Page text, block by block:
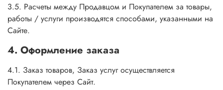
3.5. Расчеты между Продавцом и Покупателем за товары,
работы / услуги производятся способами, указанными на
Сайте.
4. Оформление заказа
4.1. Заказ товаров, Заказ услуг осуществляется
Покупателем через Сайт.